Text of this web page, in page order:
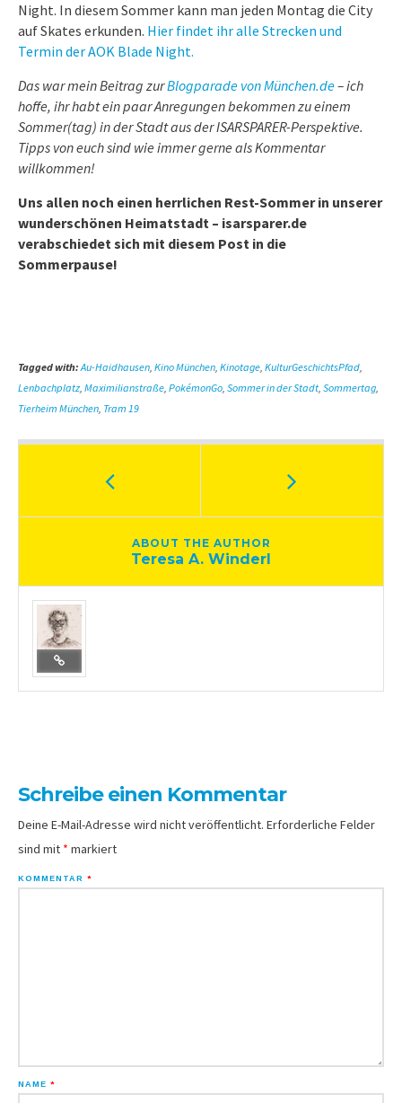
Night. In diesem Sommer kann man jeden Montag die City
auf Skates erkunden. Hier findet ihr alle Strecken und
Termin der AOK Blade Night.
Das war mein Beitrag zurBlogparade von München.de– ich
hoffe, ihr habt ein paar Anregungen bekommen zu einem
Sommer(tag) in der Stadt aus der ISARSPARER-Perspektive.
Tipps von euch sind wie immer gerne als Kommentar
willkommen!
Uns allen noch einen herrlichen Rest-Sommer in unserer
wunderschönen Heimatstadt – isarsparer.de
verabschiedet sich mit diesem Post in die
Sommerpause!
Tagged with: Au-Haidhausen, Kino München, Kinotage, KulturGeschichtsPfad,
Lenbachplatz, Maximilianstraße, PokémonGo, Sommer in der Stadt, Sommertag,
Tierheim München, Tram 19
ABOUT THE AUTHOR
Teresa A. Winderl
Schreibe einen Kommentar
Deine E-Mail-Adresse wird nicht veröffentlicht. Erforderliche Felder
sind mit * markiert
KOMMENTAR *
NAME *